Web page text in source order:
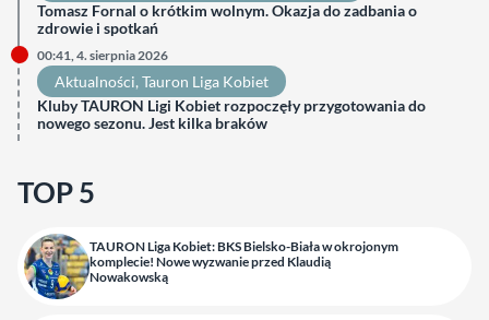
Tomasz Fornal o krótkim wolnym. Okazja do zadbania o
zdrowie i spotkań
00:41, 4. sierpnia 2026
Aktualności, Tauron Liga Kobiet
Kluby TAURON Ligi Kobiet rozpoczęły przygotowania do
nowego sezonu. Jest kilka braków
TOP 5
TAURON Liga Kobiet: BKS Bielsko-Biała w okrojonym
komplecie! Nowe wyzwanie przed Klaudią
Nowakowską